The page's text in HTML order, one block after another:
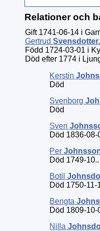
Relationer och
Gift 1741-06-14 i
Gertrud Svensdotter.
Född 1724-03-01 i
Död efter 1774 i
Kerstin
Död
Svenborg
Död
Sven
Död 1836-
Per
Död 1749-
Botil
Död 1750-
Bengta
Död 1809-
Nilla